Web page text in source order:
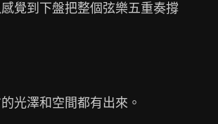
覺到下盤把整個弦樂五重奏撐
光澤和空間都有出來。